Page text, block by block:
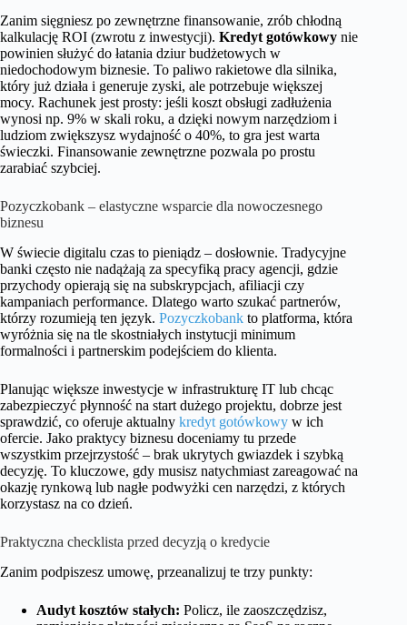
Zanim sięgniesz po zewnętrzne finansowanie, zrób chłodną
kalkulację ROI (zwrotu z inwestycji). Kredyt gotówkowy nie
powinien służyć do łatania dziur budżetowych w
niedochodowym biznesie. To paliwo rakietowe dla silnika,
który już działa i generuje zyski, ale potrzebuje większej
mocy. Rachunek jest prosty: jeśli koszt obsługi zadłużenia
wynosi np. 9% w skali roku, a dzięki nowym narzędziom i
ludziom zwiększysz wydajność o 40%, to gra jest warta
świeczki. Finansowanie zewnętrzne pozwala po prostu
zarabiać szybciej.
Pozyczkobank – elastyczne wsparcie dla nowoczesnego
biznesu
W świecie digitalu czas to pieniądz – dosłownie. Tradycyjne
banki często nie nadążają za specyfiką pracy agencji, gdzie
przychody opierają się na subskrypcjach, afiliacji czy
kampaniach performance. Dlatego warto szukać partnerów,
którzy rozumieją ten język. Pozyczkobank to platforma, która
wyróżnia się na tle skostniałych instytucji minimum
formalności i partnerskim podejściem do klienta.
Planując większe inwestycje w infrastrukturę IT lub chcąc
zabezpieczyć płynność na start dużego projektu, dobrze jest
sprawdzić, co oferuje aktualny kredyt gotówkowy w ich
ofercie. Jako praktycy biznesu doceniamy tu przede
wszystkim przejrzystość – brak ukrytych gwiazdek i szybką
decyzję. To kluczowe, gdy musisz natychmiast zareagować na
okazję rynkową lub nagłe podwyżki cen narzędzi, z których
korzystasz na co dzień.
Praktyczna checklista przed decyzją o kredycie
Zanim podpiszesz umowę, przeanalizuj te trzy punkty:
Audyt kosztów stałych: Policz, ile zaoszczędzisz,